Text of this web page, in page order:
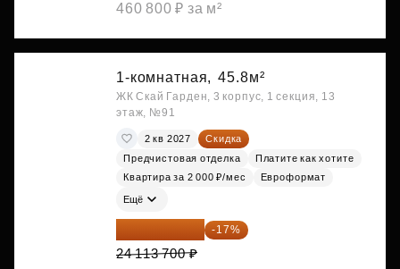
460 800 ₽ за м²
1-комнатная, 45.8м²
ЖК Скай Гарден, 3 корпус, 1 секция, 13
этаж, №91
2 кв 2027
Скидка
Предчистовая отделка
Платите как хотите
Квартира за 2 000 ₽/мес
Евроформат
Ещё
20 014 371 ₽ -17%
24 113 700 ₽